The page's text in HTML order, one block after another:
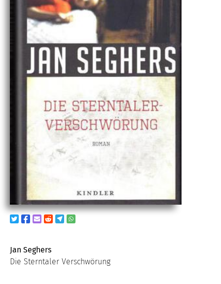
Jan Seghers
Die Sterntaler Verschwörung